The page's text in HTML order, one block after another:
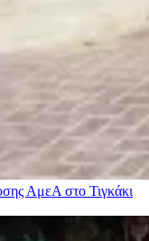
ΑμεΑ στο Τιγκάκι